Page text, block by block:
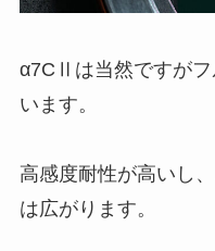
α7CⅡは当然ですがフ
います。
高感度耐性が高いし
は広がります。